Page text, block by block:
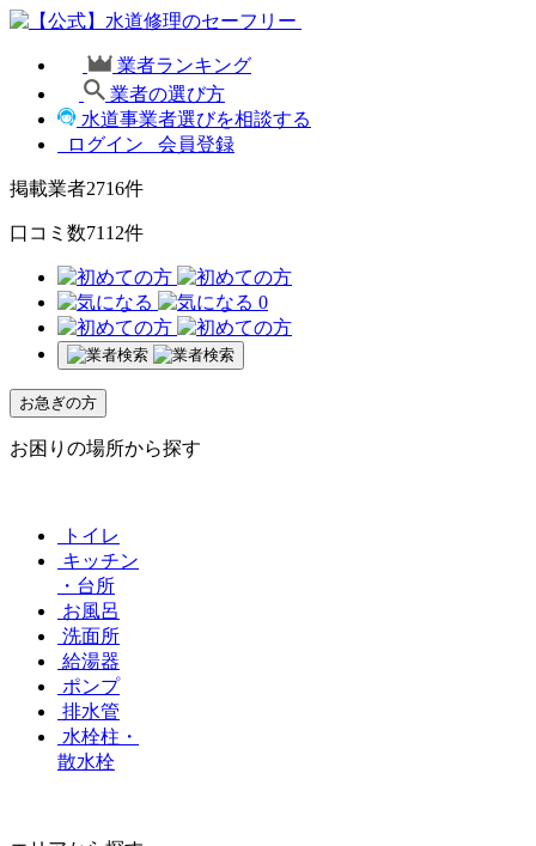
業者ランキング
業者の選び方
水道事業者選びを相談する
ログイン
会員登録
掲載業者2716件
口コミ数7112件
0
お急ぎの方
お困りの場所から探す
トイレ
キッチン
・台所
お風呂
洗面所
給湯器
ポンプ
排水管
水栓柱・
散水栓